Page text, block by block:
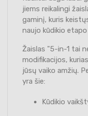
jiems reikalingi
gaminį, kuris
naujo kūdikio etapo
Žaislas "5-in-1 tai
modifikacijos,
jūsų vaiko amžių.
yra šie:
Kūdikio